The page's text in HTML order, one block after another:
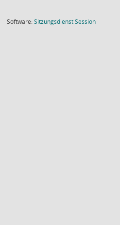
Software:SitzungsdienstSession(Wird in